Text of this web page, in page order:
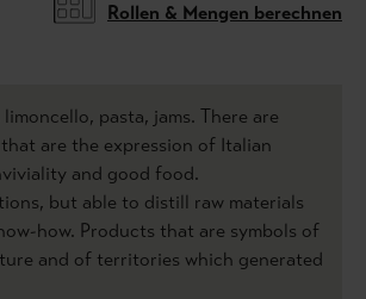
Rollen & Mengen berechnen
pasta, jams. There are
are the expression of Italian
and good food.
but able to distill raw materials
how. Products that are symbols of
and of territories which generated